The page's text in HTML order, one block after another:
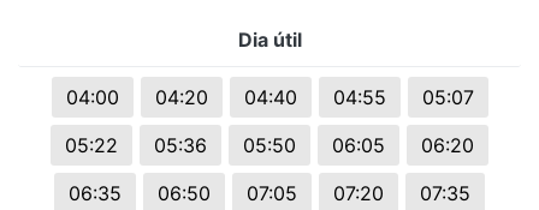
Dia útil
04:00 04:20 04:40 04:55
05:07
05:22
05:36 05:50 06:05
06:20
06:35
06:50 07:05 07:20
07:35